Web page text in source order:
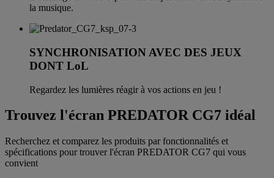
la musique.
SYNCHRONISATION AVEC DES JEUX
DONT LoL
Regardez les lumières réagir à vos actions en jeu !
Trouvez l'écran PREDATOR CG7 idéal
Recherchez et comparez les produits par fonctionnalités et
spécifications pour trouver l'écran PREDATOR CG7 qui vous
convient